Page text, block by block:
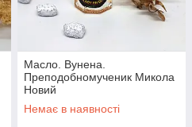
Масло. Вунена.
Преподобномученик Микола
Новий
Немає в наявності